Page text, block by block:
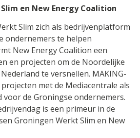
en New Energy Coalition
Slim zich als bedrijvenplatform
ondernemers te helpen
New Energy Coalition een
en projecten om de Noordelijke
te versnellen. MAKING-
projecten met de Mediacentrale als
voor de Groningse ondernemers.
is een primeur in de
Groningen Werkt Slim en New